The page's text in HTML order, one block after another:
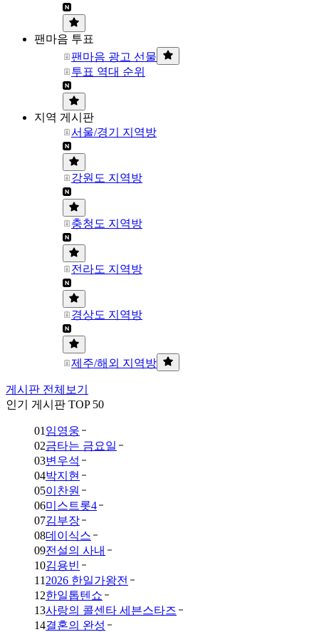
팬마음 투표
팬마음 광고 선물
투표 역대 순위
지역 게시판
서울/경기 지역방
강원도 지역방
충청도 지역방
전라도 지역방
경상도 지역방
제주/해외 지역방
게시판 전체보기
인기 게시판 TOP 50
01 임영웅
02금타는 금요일
03변우석
04박지현
05이찬원
06미스트롯4
07김부장
08데이식스
09전설의 사내
10김용빈
11 2026 한일가왕전
12한일톱텐쇼
13사랑의 콜센타 세븐스타즈
14결혼의 완성